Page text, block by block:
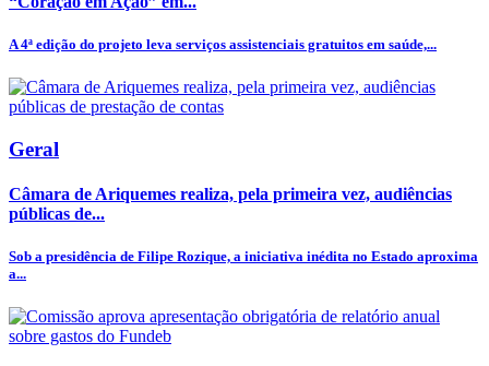
A 4ª edição do projeto leva serviços assistenciais gratuitos em saúde,...
Geral
Câmara de Ariquemes realiza, pela primeira vez, audiências
públicas de...
Sob a presidência de Filipe Rozique, a iniciativa inédita no Estado aproxima
a...